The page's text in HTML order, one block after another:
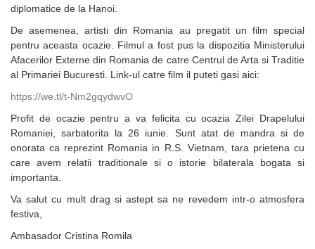
diplomatice de la Hanoi.
De asemenea, artisti din Romania au pregatit un film special
pentru aceasta ocazie. Filmul a fost pus la dispozitia Ministerului
Afacerilor Externe din Romania de catre Centrul de Arta si Traditie
al Primariei Bucuresti. Link-ul catre film il puteti gasi aici:
https://we.tl/t-Nm2gqydwvO
Profit de ocazie pentru a va felicita cu ocazia Zilei Drapelului
Romaniei, sarbatorita la 26 iunie. Sunt atat de mandra si de
onorata ca reprezint Romania in R.S. Vietnam, tara prietena cu
care avem relatii traditionale si o istorie bilaterala bogata si
importanta.
Va salut cu mult drag si astept sa ne revedem intr-o atmosfera
festiva,
Ambasador Cristina Romila